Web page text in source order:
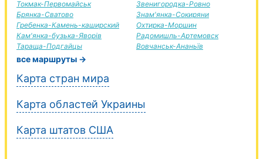
Токмак-Первомайськ
Брянка-Сватово
Гребенка-Камень-каширский
Кам'янка-бузька-Яворів
Тараща-Подгайцы
Звенигородка-Ровно
Знам'янка-Сокиряни
Охтирка-Моршин
Радомишль-Артемовск
Вовчанськ-Ананьїв
все маршруты →
Карта стран мира
Карта областей Украины
Карта штатов США